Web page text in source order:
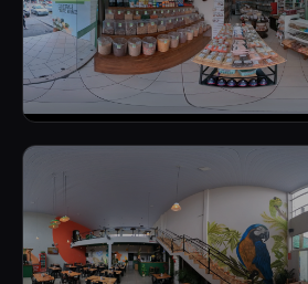
PROD. NATURAIS